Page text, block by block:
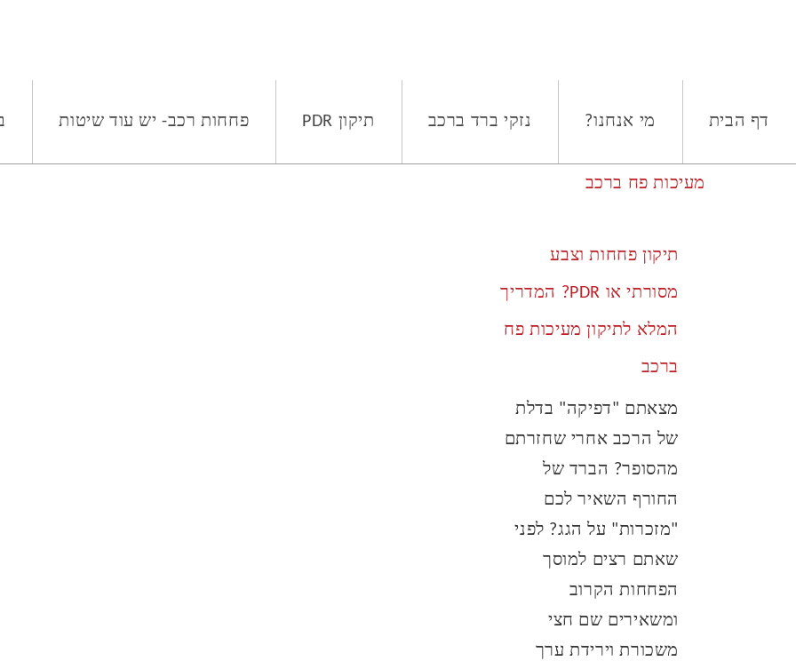
דף הבית מי אנחנו? נזקי ברד ברכב תיקון PDR פחחות רכב- יש עוד שיטות
תגית: תיקון פחחות מסורתי
תיקון פחחות וצבע
מסורתי או PDR? המדריך
המלא לתיקון מעיכות פח
ברכב
מצאתם "דפיקה" בדלת
של הרכב אחרי שחזרתם
מהסופר? הברד של
החורף השאיר לכם
"מזכרות" על הגג? לפני
שאתם רצים למוסך
הפחחות הקרוב
ומשאירים שם חצי
משכורת וירידת ערך